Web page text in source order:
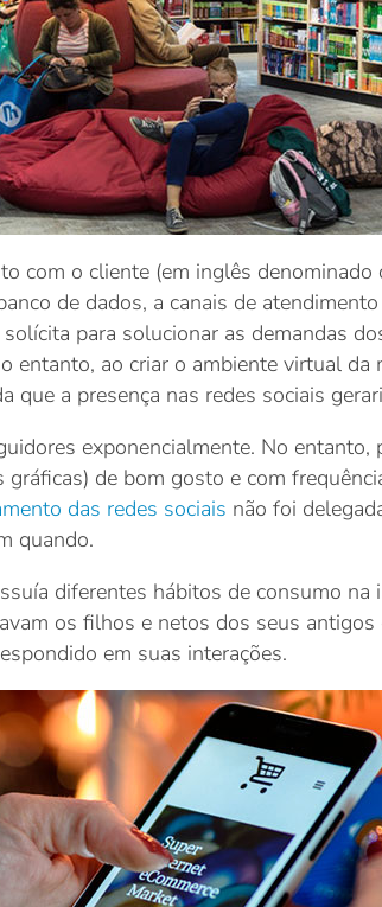
com o cliente (em inglês
de dados, a canais de
para solucionar as demandas
entanto, ao criar o ambiente virtual da
que a presença nas redes sociais
exponencialmente. No
de bom gosto e com
das redes sociais não foi
quando.
diferentes hábitos de consumo
os filhos e netos dos seus
em suas interações.